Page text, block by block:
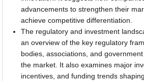
advancements to strengthen their
achieve competitive differentiation.
The regulatory and investment
an overview of the key regulatory
bodies, associations, and
the market. It also examines major
incentives, and funding trends